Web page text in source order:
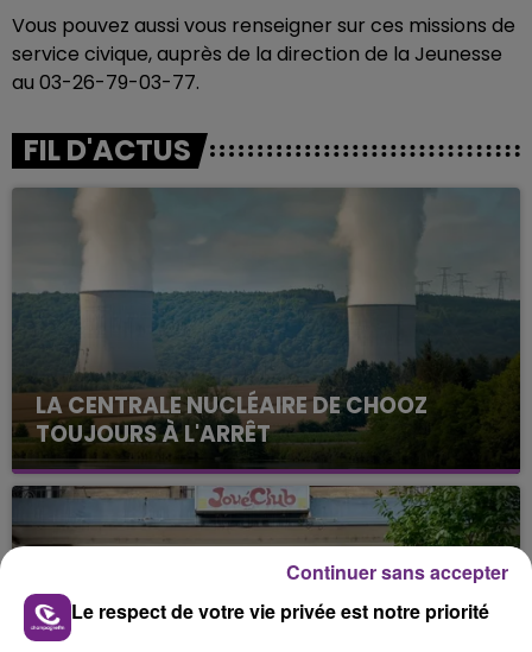
Vous pouvez aussi vous renseigner sur ces missions de
service civique, auprès de la direction de la Jeunesse
au 03-26-79-03-77.
FIL D'ACTUS
LA CENTRALE NUCLÉAIRE DE CHOOZ
TOUJOURS À L'ARRÊT
Cela fait déjà une semaine que la centrale
nucléaire ardennaise est à l'arrêt. Une situation
justifiée par la sécheresse intense qui est toujours
présente.
Le respect de votre vie privée est notre priorité
Continuer sans accepter